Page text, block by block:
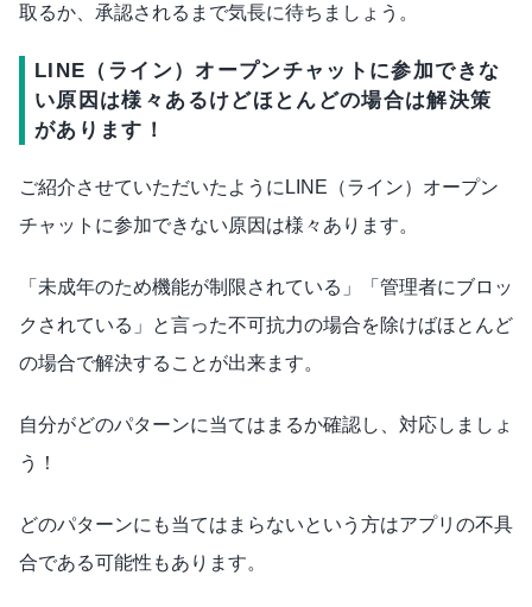
取るか、承認されるまで気長に待ちましょう。
LINE（ライン）オープンチャットに参加できな
い原因は様々あるけどほとんどの場合は解決策
があります！
ご紹介させていただいたようにLINE（ライン）オープン
チャットに参加できない原因は様々あります。
「未成年のため機能が制限されている」「管理者にブロッ
クされている」と言った不可抗力の場合を除けばほとんど
の場合で解決することが出来ます。
自分がどのパターンに当てはまるか確認し、対応しましょ
う！
どのパターンにも当てはまらないという方はアプリの不具
合である可能性もあります。